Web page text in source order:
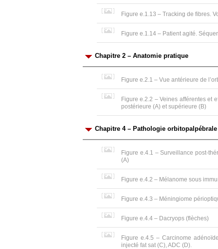
Figure e.1.13 – Tracking de fibres.
Figure e.1.14 – Patient agité.
Chapitre 2 – Anatomie pratique
Figure e.2.1 – Vue antérieure de
Figure e.2.2 – Veines afférentes et
postérieure (A) et supérieure (B)
Chapitre 4 – Pathologie
Figure e.4.1 – Surveillance post-
(A)
Figure e.4.2 – Mélanome sous
Figure e.4.3 – Méningiome
Figure e.4.4 – Dacryops (flèches)
Figure e.4.5 – Carcinome
injecté fat sat (C), ADC (D).